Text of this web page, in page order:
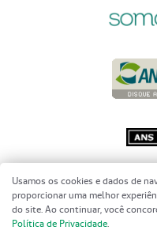
Copyright
Brasil -
Usamos os cookies e dados de
proporcionar uma melhor
do site. Ao continuar, você
Política de Privacidade.